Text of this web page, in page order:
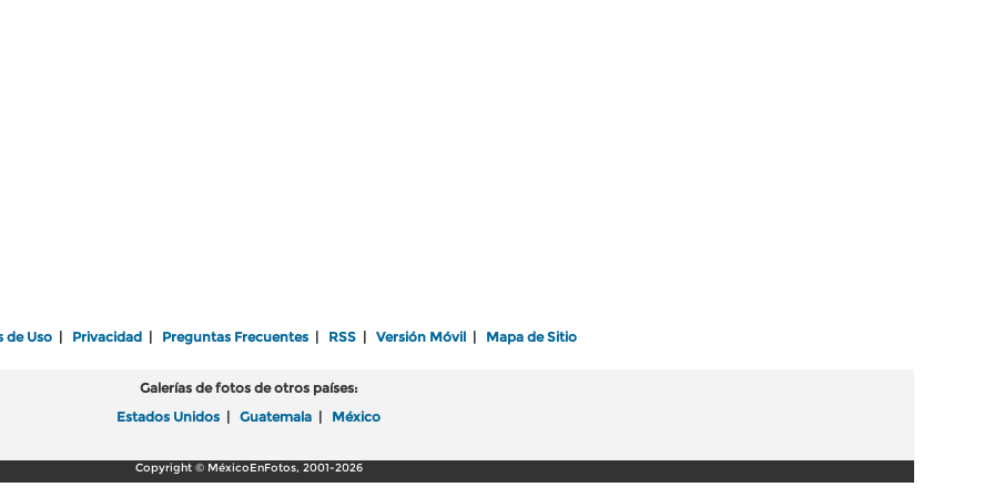
de Uso Privacidad Preguntas Frecuentes RSS Versión Móvil Mapa de Sitio
Galerías de fotos de otros países:
Estados Unidos
Guatemala México
Copyright © MéxicoEnFotos, 2001-2026